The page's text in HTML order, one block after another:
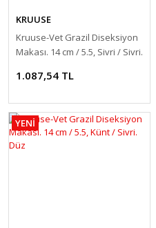
KRUUSE
Kruuse-Vet Grazil Diseksiyon
Makası. 14 cm / 5.5, Sivri / Sivri.
1.087,54 TL
YENİ